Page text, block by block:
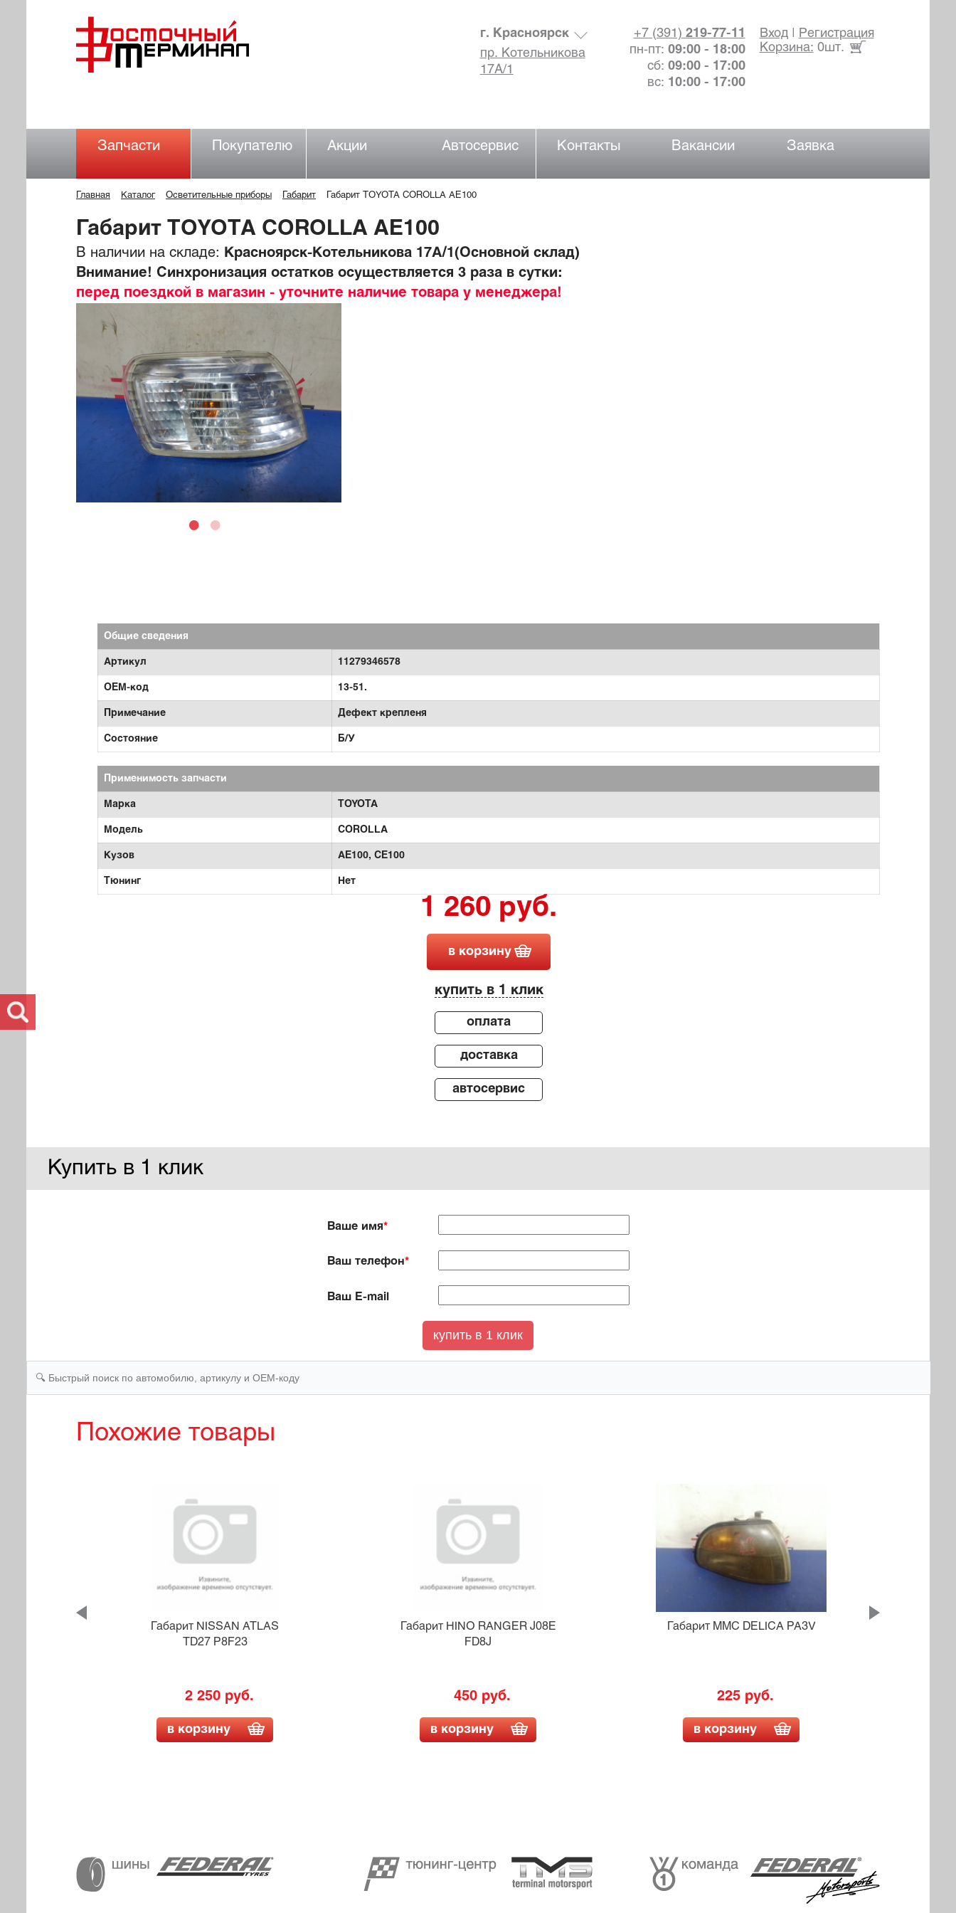
Вход|
Регистрация
Корзина: 0шт.
+7 (391) 219-77-11
пн-пт: 09:00 - 18:00
сб: 09:00 - 17:00
вс: 10:00 - 17:00
г. Красноярск
пр. Котельникова
17А/1
Запчасти Покупателю Акции Автосервис Контакты Вакансии Заявка
Главная Каталог Осветительные приборы Габарит Габарит TOYOTA COROLLA AE100
Габарит TOYOTA COROLLA AE100
В наличии на складе:
Красноярск-Котельникова 17А/1(Основной склад)
Внимание! Синхронизация остатков осуществляется 3 раза в сутки:
перед поездкой в магазин - уточните наличие товара у менеджера!
Общие сведения
Артикул 11279346578
OEM-код 13-51.
Примечание Дефект крепленя
Состояние Б/У
Применимость запчасти
Марка TOYOTA
Модель COROLLA
Кузов AE100, CE100
Тюнинг Нет
1 260 руб.
в корзину
купить в 1 клик
оплата
доставка
автосервис
Купить в 1 клик
Ваше имя*
Ваш телефон*
Ваш E-mail
Похожие товары
Габарит NISSAN ATLAS
TD27 P8F23
2 250 руб.
в корзину
Габарит HINO RANGER J08E
FD8J
450 руб.
в корзину
Габарит MMC DELICA PA3V
225 руб.
в корзину